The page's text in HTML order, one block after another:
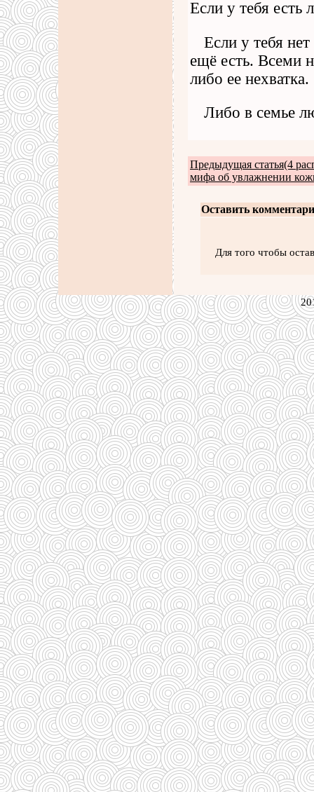
Если у тебя есть
Если у тебя
ещё есть. Всеми
либо ее нехватка.
Либо в семье
Предыдущая статья(4
мифа об увлажнении
Оставить
Для того чтобы